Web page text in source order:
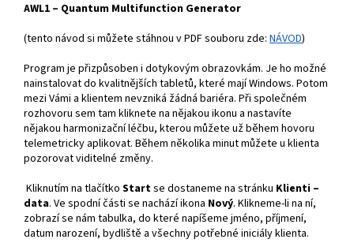
AWL1 – Quantum Multifunction Generator
(tento návod si můžete stáhnou v PDF souboru zde: NÁVOD)
Program je přizpůsoben i dotykovým obrazovkám. Je ho možné
nainstalovat do kvalitnějších tabletů, které mají Windows. Potom
mezi Vámi a klientem nevzniká žádná bariéra. Při společném
rozhovoru sem tam kliknete na nějakou ikonu a nastavíte
nějakou harmonizační léčbu, kterou můžete už během hovoru
telemetricky aplikovat. Během několika minut můžete u klienta
pozorovat viditelné změny.
Kliknutím na tlačítko Startse dostaneme na stránku Klienti –
data. Ve spodní části se nachází ikona Nový. Klikneme-li na ní,
zobrazí se nám tabulka, do které napíšeme jméno, příjmení,
datum narození, bydliště a všechny potřebné iniciály klienta.